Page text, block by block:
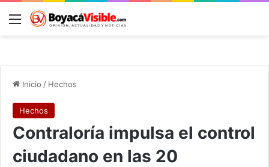
Menú
Inicio / Hechos
Hechos
Contraloría impulsa el control
ciudadano en las 20